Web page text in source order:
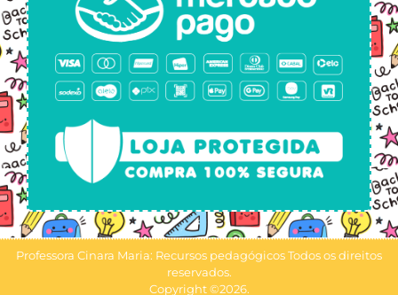
Professora Cinara Maria: Recursos pedagógicos Todos os direitos
reservados.
Copyright ©2026.